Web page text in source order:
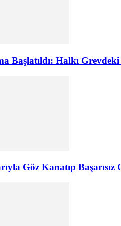
Başlatıldı: Halkı
Göz Kanatıp